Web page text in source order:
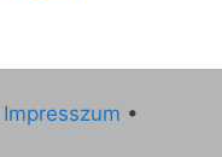
Impresszum •